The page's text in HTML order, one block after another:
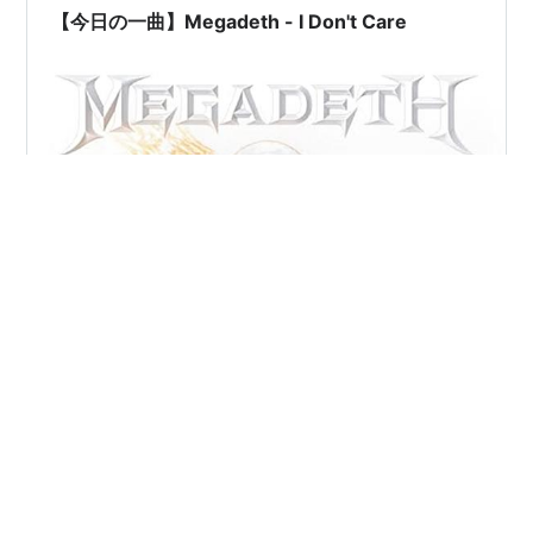
とあった時、心の中で…
【今日の一曲】Megadeth - I Don't Care